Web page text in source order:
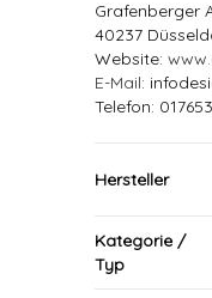
Grafenberger
40237
Website:
E-Mail:
Telefon:
Hersteller
Kategorie /
Typ